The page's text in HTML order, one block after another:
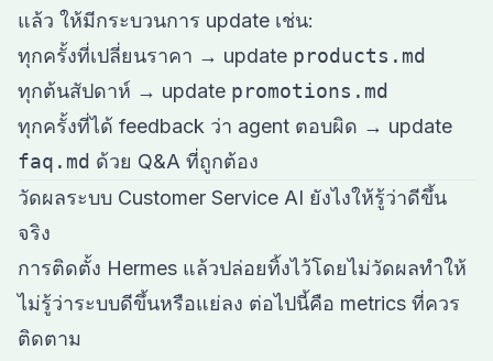
แล้ว ให้มีกระบวนการ update เช่น:
ทุกครั้งที่เปลี่ยนราคา → update products.md
ทุกต้นสัปดาห์ → update promotions.md
ทุกครั้งที่ได้ feedback ว่า agent ตอบผิด → update
faq.md ด้วย Q&A ที่ถูกต้อง
วัดผลระบบ Customer Service AI ยังไงให้รู้ว่าดีขึ้น
จริง
การติดตั้ง Hermes แล้วปล่อยทิ้งไว้โดยไม่วัดผลทำให้
ไม่รู้ว่าระบบดีขึ้นหรือแย่ลง ต่อไปนี้คือ metrics ที่ควร
ติดตาม